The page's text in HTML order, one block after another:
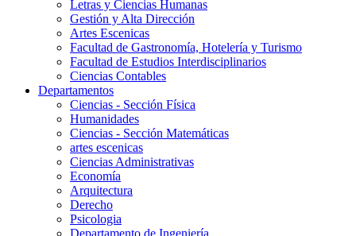
Letras y Ciencias Humanas
Gestión y Alta Dirección
Artes Escenicas
Facultad de Gastronomía, Hotelería y Turismo
Facultad de Estudios Interdisciplinarios
Ciencias Contables
Departamentos
Ciencias - Sección Física
Humanidades
Ciencias - Sección Matemáticas
artes escenicas
Ciencias Administrativas
Economía
Arquitectura
Derecho
Psicologia
Departamento de Ingeniería